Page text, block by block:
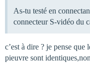
As-tu testé en
connecteur S-vidéo du
c’est à dire ? je pense
pieuvre sont